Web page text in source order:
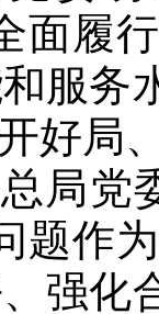
面履
服务
好局
局党
题作
强化